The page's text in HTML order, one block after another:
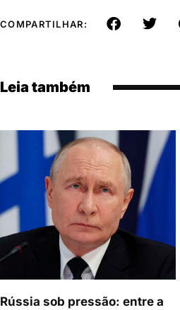
COMPARTILHAR:
Leia também
Rússia sob pressão: entre a